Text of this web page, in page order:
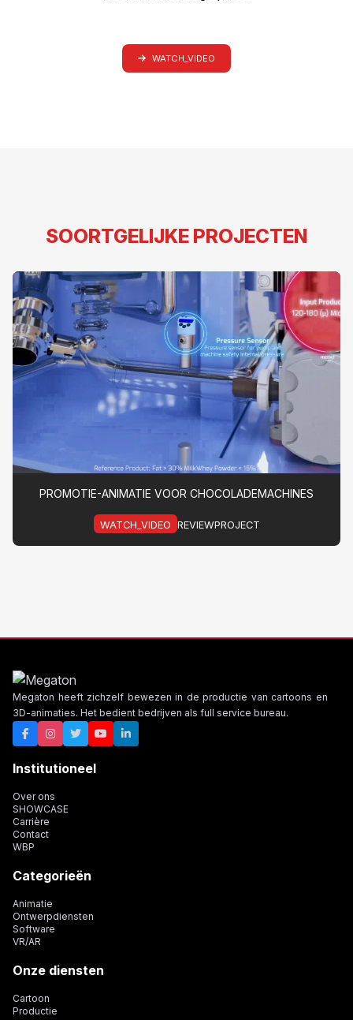
WATCH_VIDEO
SOORTGELIJKE PROJECTEN
PROMOTIE-ANIMATIE VOOR CHOCOLADEMACHINES
WATCH_VIDEO REVIEWPROJECT
Megaton heeft zichzelf bewezen in de productie van cartoons en
3D-animaties. Het bedient bedrijven als full service bureau.
Institutioneel
Over ons
SHOWCASE
Carrière
Contact
WBP
Categorieën
Animatie
Ontwerpdiensten
Software
VR/AR
Onze diensten
Cartoon
Productie